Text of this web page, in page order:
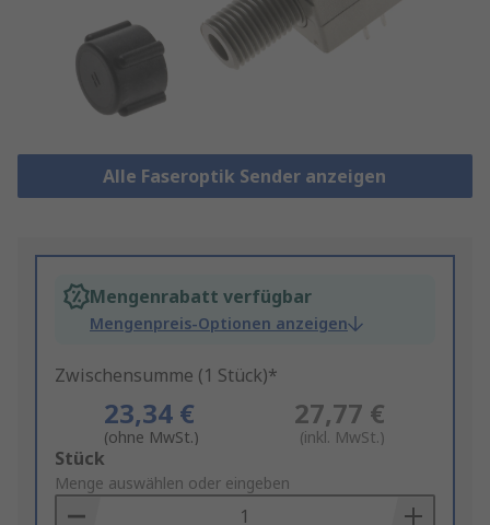
Alle Faseroptik Sender anzeigen
Mengenrabatt verfügbar
Mengenpreis-Optionen anzeigen
Zwischensumme (1 Stück)*
23,34 €
(ohne MwSt.)
27,77 €
(inkl. MwSt.)
Add
to
Basket
Stück
Menge auswählen oder eingeben